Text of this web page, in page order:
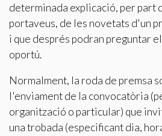
determinada explicació, per part
portaveus, de les novetats d'un
i que després podran preguntar
oportú.
Normalment, la roda de premsa
l'enviament de la convocatòria
organització o particular) que
una trobada (especificant dia,
Tècniques i funcionals
Aquest lloc web utilitza cookies
informació amb la finalitat de
Si continua navegant, suposa
de les mateixes. L'usuari té la
instal·lades al disc dur, encara que
compte que aquesta acció podrà
navegació de la pàgina web.
Analítiques i personalització